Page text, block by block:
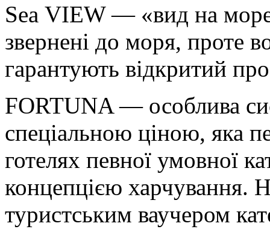
Seа VIEW — «вид на
звернені до моря, проте
гарантують відкритий
FORTUNA — особлива
спеціальною ціною, яка
готелях певної умовної
концепцією харчування.
туристським ваучером